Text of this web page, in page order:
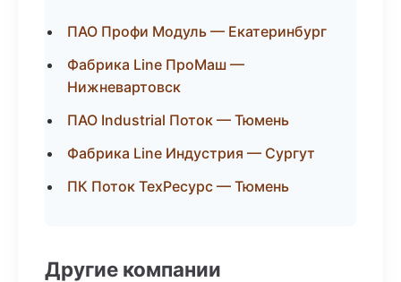
ПАО Профи Модуль — Екатеринбург
Фабрика Line ПроМаш —
Нижневартовск
ПАО Industrial Поток — Тюмень
Фабрика Line Индустрия — Сургут
ПК Поток ТехРесурс — Тюмень
Другие компании